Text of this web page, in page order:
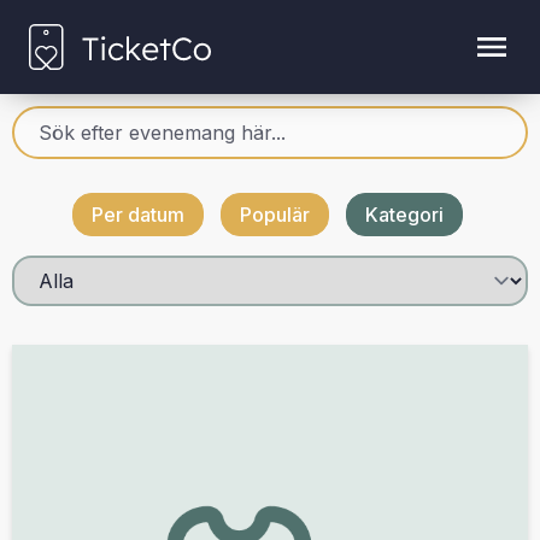
Per datum Populär Kategori